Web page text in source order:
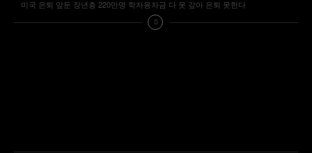
미국 은퇴 앞둔 장년층 220만명 학자융자금 다 못 갚아 은퇴 못한다